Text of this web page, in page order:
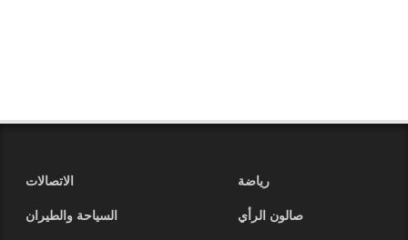
رياضة
الاتصالات
صالون الرأي
السياحة والطيران